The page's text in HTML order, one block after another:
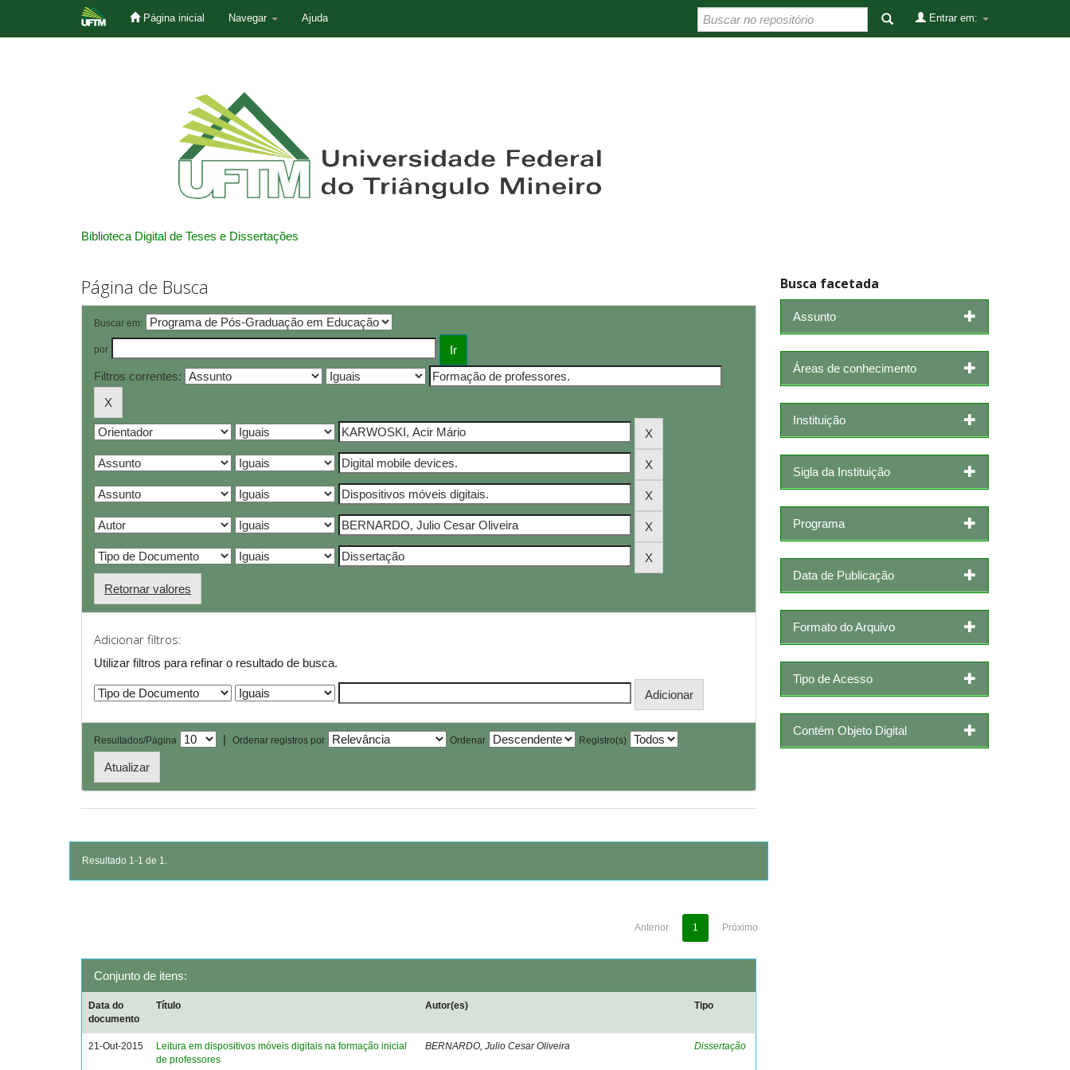
Página inicial Navegar Ajuda Entrar em:
Biblioteca Digital de Teses e Dissertações
Página de Busca
Buscar em:
por
Filtros correntes:
Retornar valores
Adicionar filtros:
Utilizar filtros para refinar o resultado de busca.
Resultados/Página | Ordenar registros por Ordenar Registro(s)
Resultado 1-1 de 1.
Anterior 1 Próximo
Conjunto de itens:
Data do
documento
Título Autor(es) Tipo
21-Out-2015
Leitura em dispositivos móveis digitais na formação inicial
de professores
BERNARDO, Julio Cesar Oliveira Dissertação
Busca facetada
Assunto
Áreas de conhecimento
Instituição
Sigla da Instituição
Programa
Data de Publicação
Formato do Arquivo
Tipo de Acesso
Contém Objeto Digital